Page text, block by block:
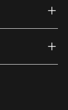
link) link)
(external